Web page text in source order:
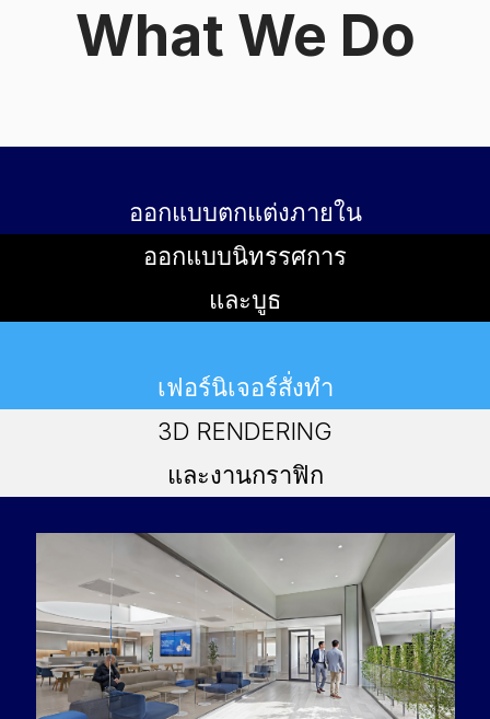
What We Do
ออกแบบตกแต่งภายใน
ออกแบบนิทรรศการ
และบูธ
เฟอร์นิเจอร์สั่งทำ
3D RENDERING
และงานกราฟิก